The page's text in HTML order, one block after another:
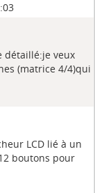
détaillé:je veux
(matrice 4/4)qui
LCD lié à un
boutons pour